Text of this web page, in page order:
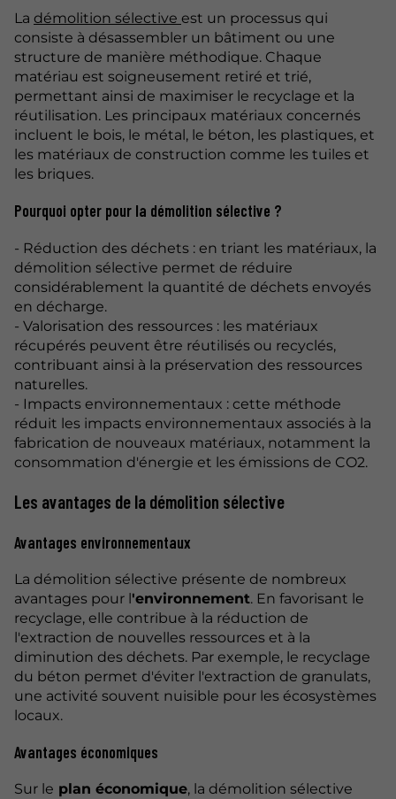
La démolition sélective est un processus qui
consiste à désassembler un bâtiment ou une
structure de manière méthodique. Chaque
matériau est soigneusement retiré et trié,
permettant ainsi de maximiser le recyclage et la
réutilisation. Les principaux matériaux concernés
incluent le bois, le métal, le béton, les plastiques, et
les matériaux de construction comme les tuiles et
les briques.
Pourquoi opter pour la démolition sélective ?
- Réduction des déchets : en triant les matériaux, la
démolition sélective permet de réduire
considérablement la quantité de déchets envoyés
en décharge.
- Valorisation des ressources : les matériaux
récupérés peuvent être réutilisés ou recyclés,
contribuant ainsi à la préservation des ressources
naturelles.
- Impacts environnementaux : cette méthode
réduit les impacts environnementaux associés à la
fabrication de nouveaux matériaux, notamment la
consommation d'énergie et les émissions de CO2.
Les avantages de la démolition sélective
Avantages environnementaux
La démolition sélective présente de nombreux
avantages pour l'environnement. En favorisant le
recyclage, elle contribue à la réduction de
l'extraction de nouvelles ressources et à la
diminution des déchets. Par exemple, le recyclage
du béton permet d'éviter l'extraction de granulats,
une activité souvent nuisible pour les écosystèmes
locaux.
Avantages économiques
Sur le plan économique, la démolition sélective